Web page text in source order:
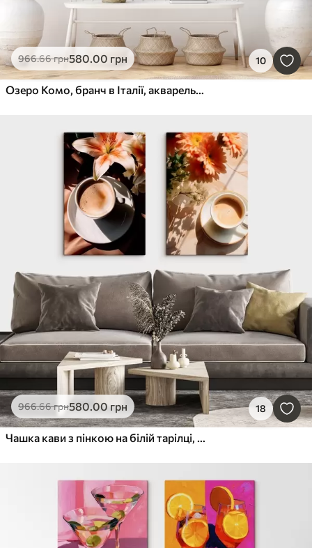
966.66грн580.00 грн 10
Озеро Комо, бранч в Італії, акварельний стиль, піца маргарита, літня природа
966.66грн580.00 грн 18
Чашка кави з пінкою на білій тарілці, квіти на задньому плані, сонячне світло